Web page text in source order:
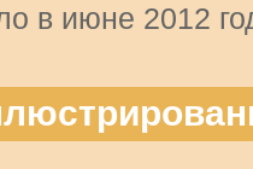
в июне 2012